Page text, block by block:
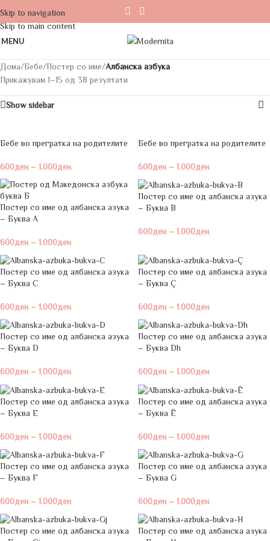
Skip to navigation
Skip to main content
MENU
Дома/Бебе/Постер со име/Албанска азбука
Прикажувам 1–15 од 38 резултати
Show sidebar
Бебе во прегратка на родителите
600ден – 1.000ден
Бебе во прегратка на родителите
600ден – 1.000ден
Постер со име од албанска азука
– Буква A
600ден – 1.000ден
Постер со име од албанска азука
– Буква B
600ден– 1.000ден
Постер со име од албанска азука
– Буква C
600ден– 1.000ден
Постер со име од албанска азука
– Буква Ç
600ден– 1.000ден
Постер со име од албанска азука
– Буква D
600ден– 1.000ден
Постер со име од албанска азука
– Буква Dh
600ден– 1.000ден
Постер со име од албанска азука
– Буква E
600ден – 1.000ден
Постер со име од албанска азука
– Буква Ë
600ден – 1.000ден
Постер со име од албанска азука
– Буква F
600ден – 1.000ден
Постер со име од албанска азука
– Буква G
600ден – 1.000ден
Постер со име од албанска азука
Постер со име од албанска азука